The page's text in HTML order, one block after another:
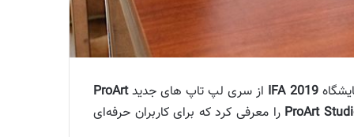
IFA 2019 از سری لپ تاپ های جدیدProArt
ProArt را معرفی کرد که برای کاربران حرفه‌ای